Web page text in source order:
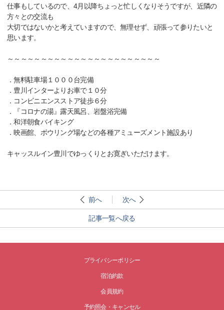
仕事もしているので、4月以降ちょっと忙しくなりそうですが、近隣の
方々との交流も
大切ではないかと考えていますので、無理せず、頑張って参りたいと
思います。
～～～～～～～～～～～～～～～～～～～～～～～
．無料駐車場１０００台完備
．豊川インターよりお車で１０分
．コンビニエンスストア徒歩６分
．『コロナの湯』露天風呂、岩盤浴完備
．和洋朝食バイキング
．映画館、ボウリング場などの各種アミューズメント施設あり
キャッスルイン豊川でゆっくりとお寛ぎいただけます。
前へ 次へ
記事一覧へ戻る
プライバシーポリシー
宿泊約款
会員規約
予約照会・キャンセル